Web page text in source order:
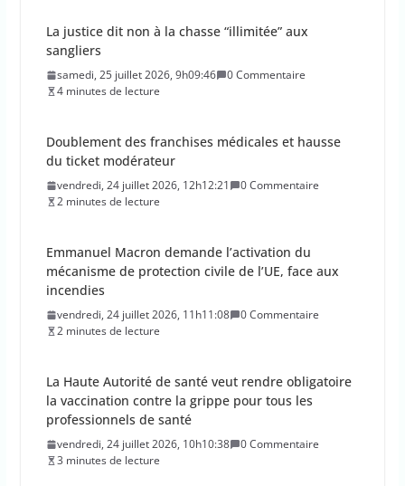
La justice dit non à la chasse “illimitée” aux
sangliers
samedi, 25 juillet 2026, 9h09:46
0 Commentaire
4 minutes de lecture
Doublement des franchises médicales et hausse
du ticket modérateur
vendredi, 24 juillet 2026, 12h12:21
0 Commentaire
2 minutes de lecture
Emmanuel Macron demande l’activation du
mécanisme de protection civile de l’UE, face aux
incendies
vendredi, 24 juillet 2026, 11h11:08
0 Commentaire
2 minutes de lecture
La Haute Autorité de santé veut rendre obligatoire
la vaccination contre la grippe pour tous les
professionnels de santé
vendredi, 24 juillet 2026, 10h10:38
0 Commentaire
3 minutes de lecture